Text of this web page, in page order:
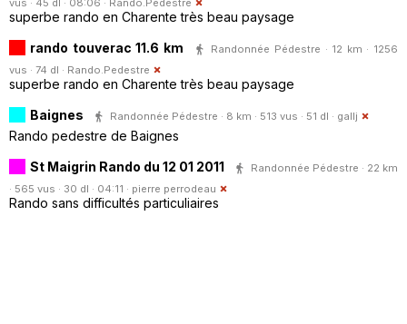
vus · 45 dl · 08:06 · Rando.Pedestre
superbe rando en Charente très beau paysage
rando touverac 11.6 km
Randonnée Pédestre · 12 km · 1256
vus · 74 dl · Rando.Pedestre
superbe rando en Charente très beau paysage
Baignes
Randonnée Pédestre · 8 km · 513 vus · 51 dl · gallj
Rando pedestre de Baignes
St Maigrin Rando du 12 01 2011
Randonnée Pédestre · 22 km
· 565 vus · 30 dl · 04:11 · pierre perrodeau
Rando sans difficultés particuliaires